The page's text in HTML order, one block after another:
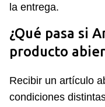
la entrega.
¿Qué pasa si
producto
Recibir un artículo
condiciones